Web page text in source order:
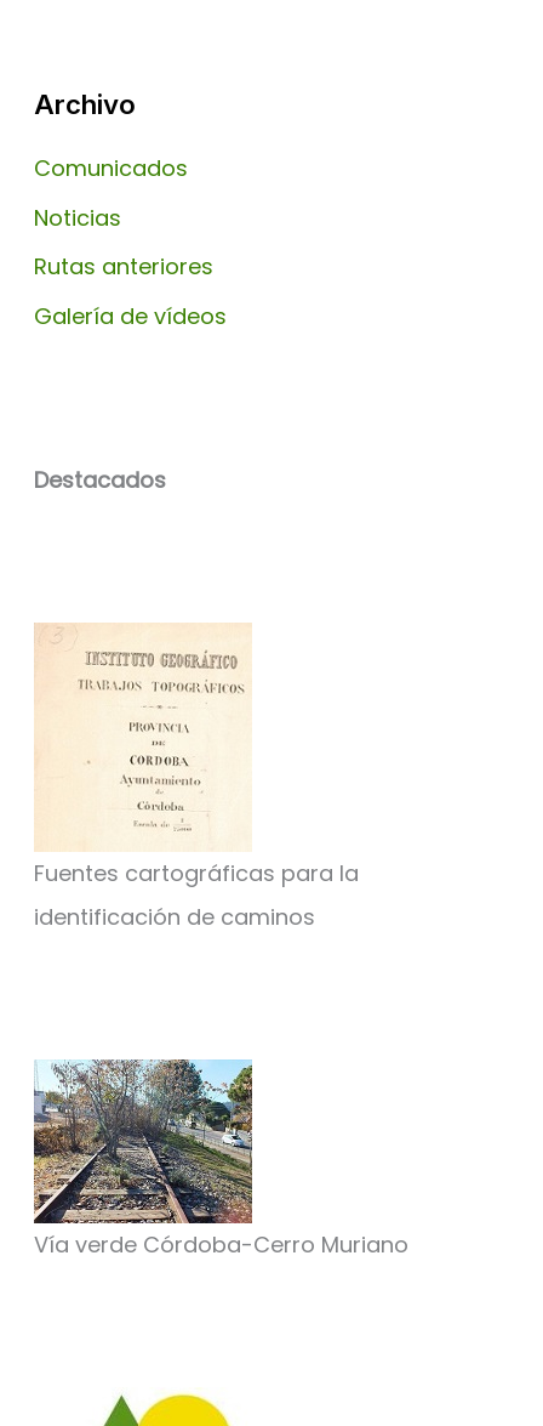
Archivo
Comunicados
Noticias
Rutas anteriores
Galería de vídeos
Destacados
Fuentes cartográficas para la
identificación de caminos
Vía verde Córdoba-Cerro Muriano